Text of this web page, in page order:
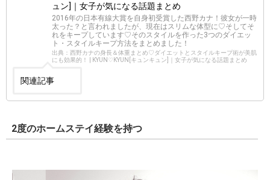
ュン]｜女子が気になる話題まとめ
2016年の日本有線大賞を自身初受賞した西野カナ！彼女が一時
太った？と言われましたが、現在はスリムな体型に♡そしてそ
れをキープしています♡そのスタイルを作った3つのダイエッ
ト・スタイルキープ方法をまとめました！
出典：西野カナの身長＆体重まとめ♡ダイエットとスタイルキープ術が美肌
にも効果的！ | KYUN♡KYUN[キュンキュン]｜女子が気になる話題まとめ
関連記事
2度のホームステイ経験を持つ